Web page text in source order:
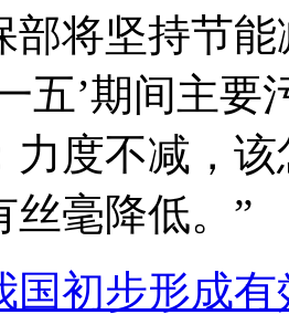
部将坚持节能
五’期间主
力度不减，
丝毫降低。”
国初步形成